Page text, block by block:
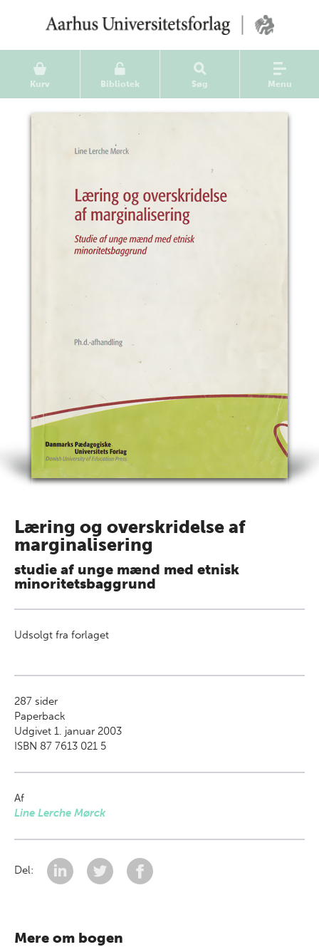
Kurv Bibliotek Søg Menu
Læring og overskridelse af
marginalisering
studie af unge mænd med etnisk
minoritetsbaggrund
Udsolgt fra forlaget
287 sider
Paperback
Udgivet 1. januar 2003
ISBN 87 7613 021 5
Af
Line Lerche Mørck
Del:
Mere om bogen